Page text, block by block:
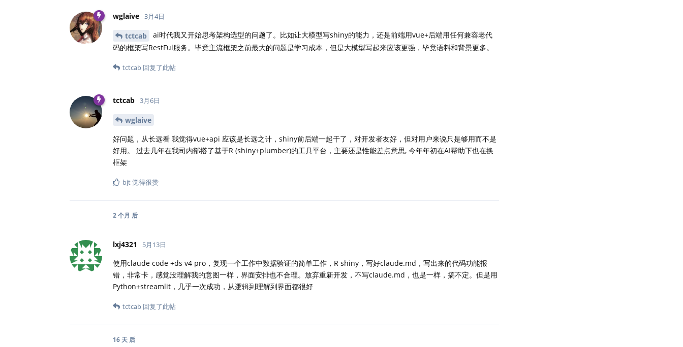
wglaive 3月4日
tctcab
ai时代我又开始思考架构选型的问题了。比如让大模型写shiny的能力，还是前端用vue+后端用任何兼容老代
码的框架写RestFul服务。毕竟主流框架之前最大的问题是学习成本，但是大模型写起来应该更强，毕竟语料和背景更多。
tctcab 回复了此帖
tctcab 3月6日
wglaive
好问题，从长远看 我觉得vue+api 应该是长远之计，shiny前后端一起干了，对开发者友好，但对用户来说只是够用而不是
好用。 过去几年在我司内部搭了基于R (shiny+plumber)的工具平台，主要还是性能差点意思, 今年年初在AI帮助下也在换
框架
bjt觉得很赞
2 个月 后
lxj4321 5月13日
使用claude code +ds v4 pro，复现一个工作中数据验证的简单工作，R shiny，写好claude.md，写出来的代码功能报
错，非常卡，感觉没理解我的意图一样，界面安排也不合理。放弃重新开发，不写claude.md，也是一样，搞不定。但是用
Python+streamlit，几乎一次成功，从逻辑到理解到界面都很好
tctcab 回复了此帖
16 天 后